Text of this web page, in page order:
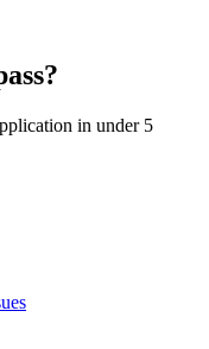
in under 5